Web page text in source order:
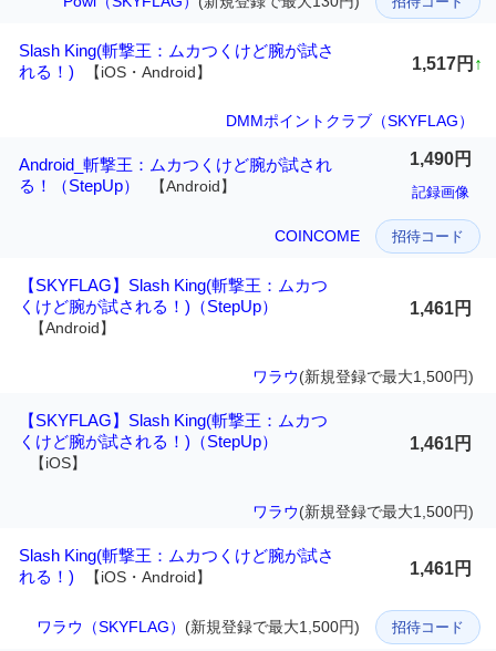
Slash King(斬撃王：ムカつくけど腕が試さ
れる！)
【iOS・Android】 1,517円 ↑
DMMポイントクラブ（SKYFLAG）
Android_斬撃王：ムカつくけど腕が試され
る！（StepUp）
【Android】
1,490円
記録画像
COINCOME 招待コード
【SKYFLAG】Slash King(斬撃王：ムカつ
くけど腕が試される！)（StepUp）
【Android】
1,461円
ワラウ(新規登録で最大1,500円)
【SKYFLAG】Slash King(斬撃王：ムカつ
くけど腕が試される！)（StepUp）
【iOS】
1,461円
ワラウ(新規登録で最大1,500円)
Slash King(斬撃王：ムカつくけど腕が試さ
れる！)
【iOS・Android】 1,461円
ワラウ（SKYFLAG） (新規登録で最大1,500円) 招待コード